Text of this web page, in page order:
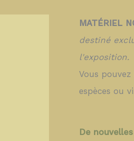
MATÉRIEL
destiné
l'exposition.
Vous
espèces ou
De